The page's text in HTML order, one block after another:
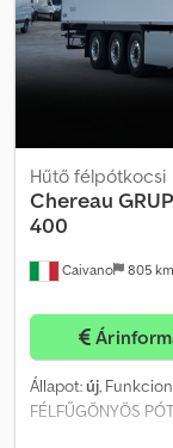
Caivano 805 km
Hűtő félpótkocsi
Chereau
400
Állapot:új,
FÉLFŰGÖNYÖS
GENERÁCIÓS